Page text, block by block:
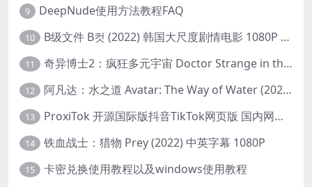
9 DeepNude使用方法教程FAQ
10 B级文件 B컷 (2022) 韩国大尺度剧情电影 1080P 中字
11 奇异博士2：疯狂多元宇宙 Doctor Strange in the Multiverse of Madness (2022) 高清版1080p
12 阿凡达：水之道 Avatar: The Way of Water (2022) 1080p 2k 4k 中文字幕
13 ProxiTok 开源国际版抖音TikTok网页版 国内网络直连
14 铁血战士：猎物 Prey (2022) 中英字幕 1080P
15 卡密兑换使用教程以及windows使用教程